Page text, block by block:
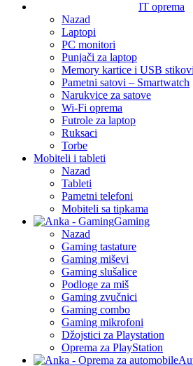
IT oprema
Nazad
Laptopi
PC monitori
Punjači za laptop
Memory kartice i USB
Pametni satovi – Smartwatch
Narukvice za satove
Wi-Fi oprema
Futrole za laptop
Ruksaci
Torbe
Mobiteli i tableti
Nazad
Tableti
Pametni telefoni
Mobiteli sa tipkama
Gaming
Nazad
Gaming tastature
Gaming miševi
Gaming slušalice
Podloge za miš
Gaming zvučnici
Gaming combo
Gaming mikrofoni
Džojstici za Playstation
Oprema za PlayStation